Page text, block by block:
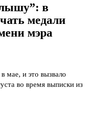
в
медали
мэра
мае, и это вызвало